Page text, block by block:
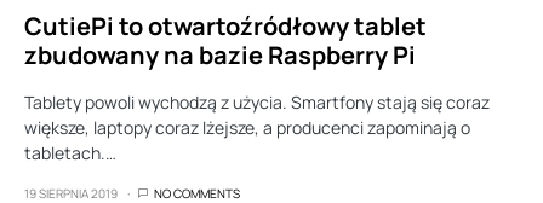
CutiePi to otwartoźródłowy tablet
zbudowany na bazie Raspberry Pi
Tablety powoli wychodzą z użycia. Smartfony stają się coraz
większe, laptopy coraz lżejsze, a producenci zapominają o
tabletach.…
19 SIERPNIA 2019 NO COMMENTS